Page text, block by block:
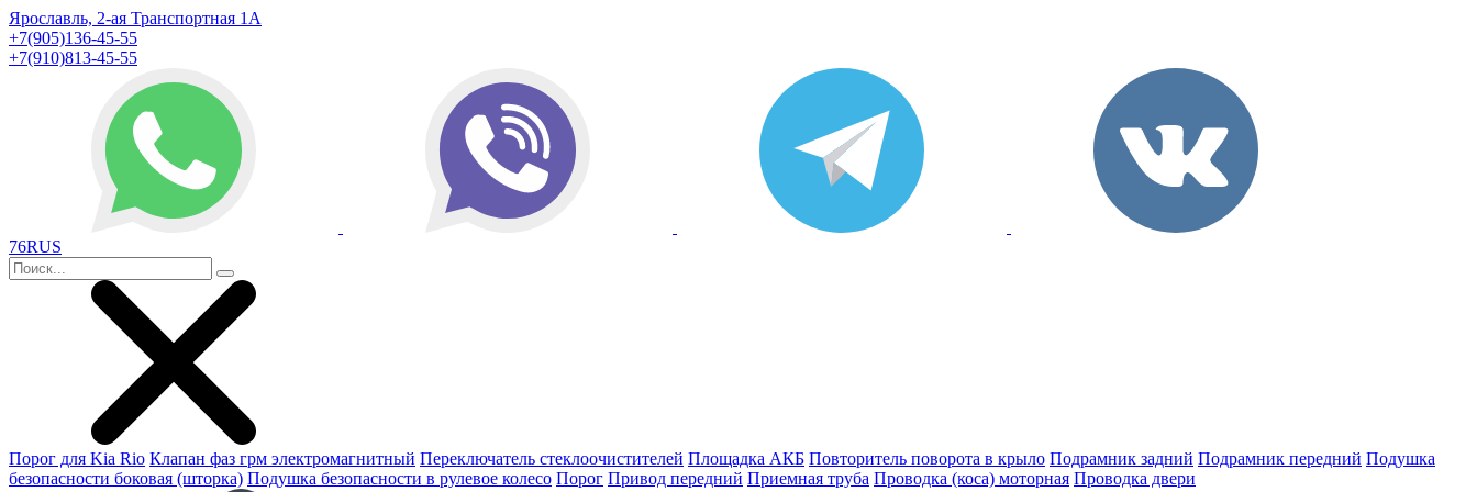
Ярославль, 2-ая Транспортная 1А
+7(905)136-45-55
+7(910)813-45-55
76RUS
Порог для Kia Rio Клапан фаз грм электромагнитный Переключатель стеклоочистителей Площадка АКБ Повторитель поворота в крыло Подрамник задний Подрамник передний Подушка
безопасности боковая (шторка) Подушка безопасности в рулевое колесо Порог Привод передний Приемная труба Проводка (коса) моторная Проводка двери